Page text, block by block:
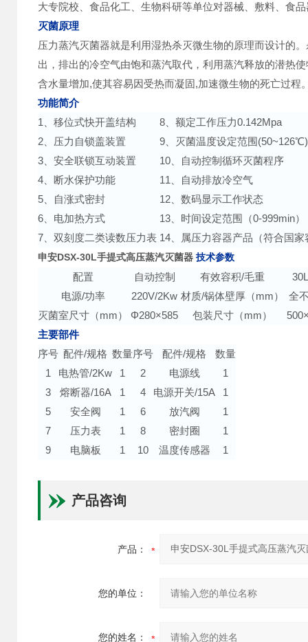
大专院校、食品化工、生物科研等单位对器械、敷料、食
灭菌原理
压力蒸汽灭菌器就是利用湿热杀灭微生物的原理而设计的
出，排出的冷空气由饱和蒸汽取代，利用蒸汽释放的潜热
含水量增加,使其容易因受热而凝固,加速微生物的死亡过程
功能简介
1、移位式快开盖结构
8、额定工作压力0.142Mpa
2、压力自锁盖装置
9、灭菌温度设定范围
3、安全联锁互动装置
10、自动控制循环灭菌程序
4、断水保护功能
11、自动排放冷空气
5、自涨式密封
12、数码显示工作状态
6、电加热方式
13、时间设定范围（0-999min）
7、双刻度二类读数压力表 14、属压力容器产品（符合国
申安DSX-30L手提式高压蒸汽灭菌器 技术参数
配置 自动控制 有效容积/毛重
电源/功率
220V/2Kw 材质/锅体壁厚（mm）
全
灭菌室尺寸（mm） Φ280×585 包装尺寸（mm）
主要部件
序号 配件/规格 数量序号 配件/规格
数量
1
电热管/2Kw 1 2 电源线
1
3
熔断器/16A 1 4 电源开关/15A
1
5
安全阀 1 6 放汽阀
1
7
压力表 1 8 密封圈
1
9
电脑板 1 10 温度传感器 1
产品咨询
产品：
您的单位：
您的姓名：